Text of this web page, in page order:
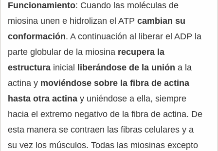
Funcionamiento: Cuando las moléculas de
miosina unen e hidrolizan el ATP cambian su
conformación. A continuación al liberar el ADP la
parte globular de la miosina recupera la
estructura inicial liberándose de la unión a la
actina y moviéndose sobre la fibra de actina
hasta otra actina y uniéndose a ella, siempre
hacia el extremo negativo de la fibra de actina. De
esta manera se contraen las fibras celulares y a
su vez los músculos. Todas las miosinas excepto